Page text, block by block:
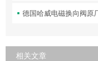
德国哈威电磁换向阀原
相关文章